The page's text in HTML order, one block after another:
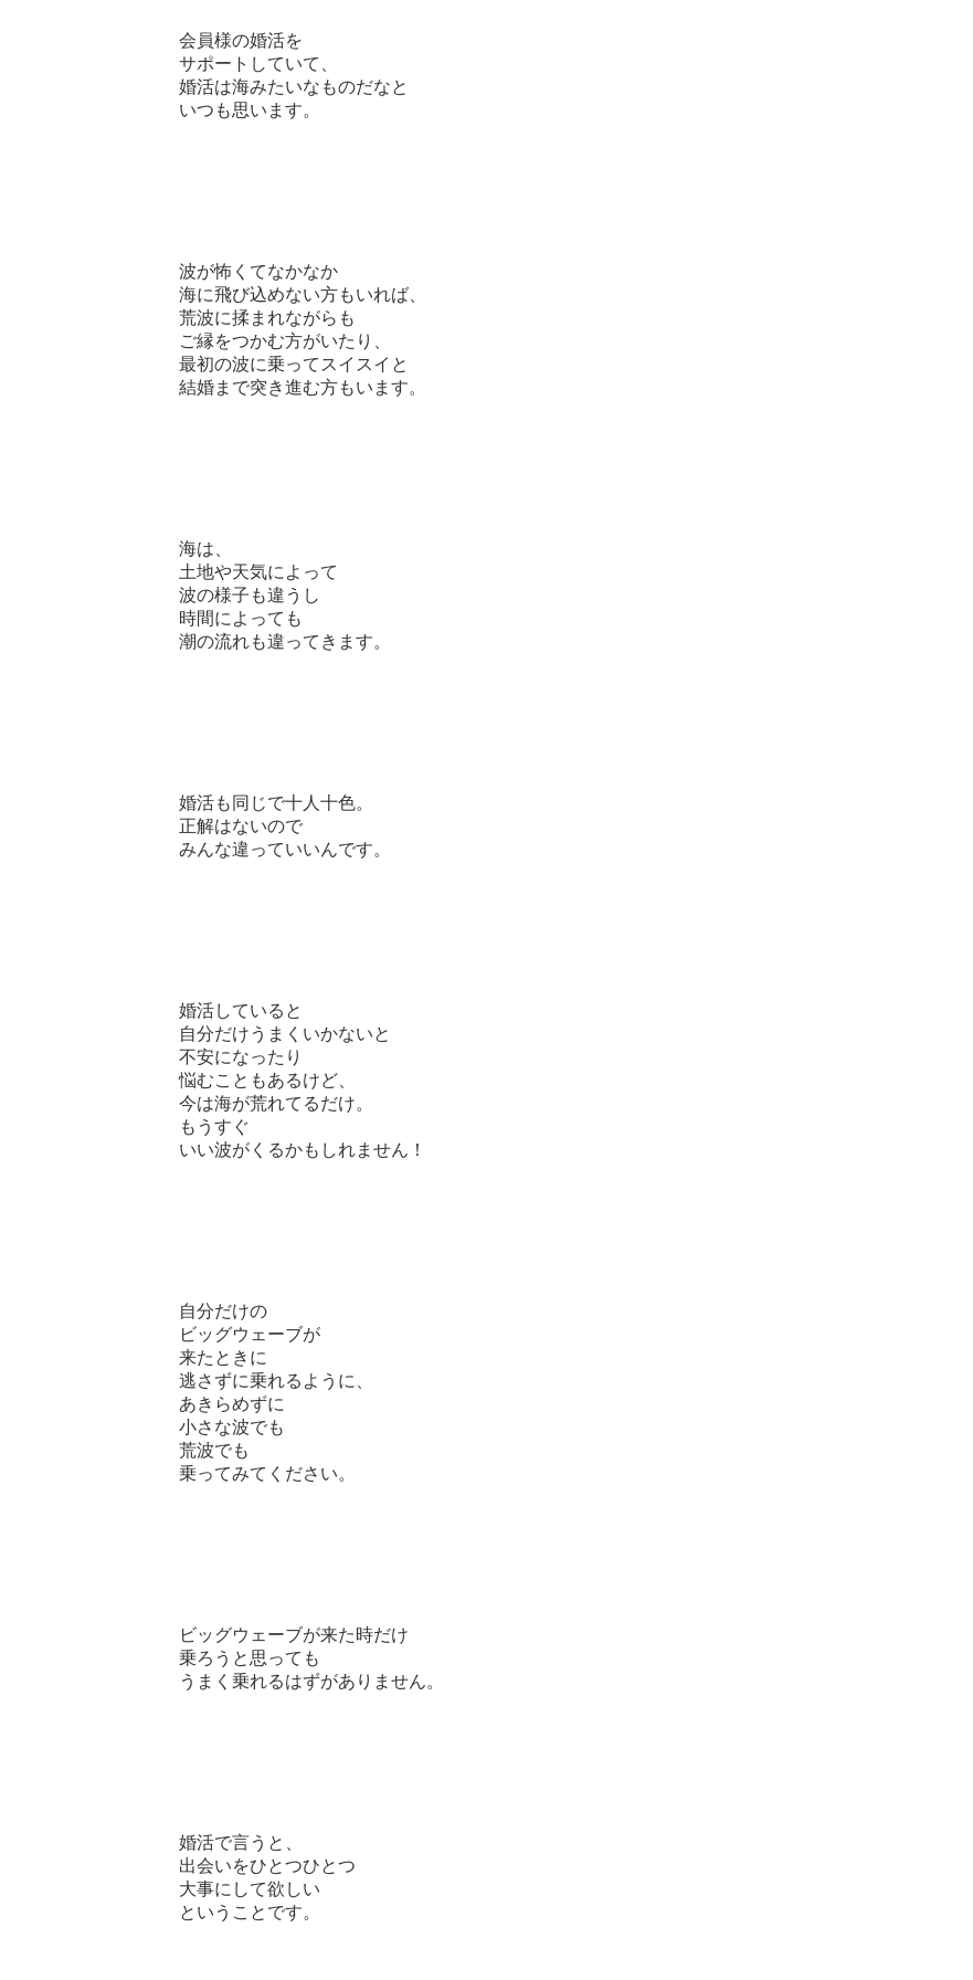
会員様の婚活を
サポートしていて、
婚活は海みたいなものだなと
いつも思います。
波が怖くてなかなか
海に飛び込めない方もいれば、
荒波に揉まれながらも
ご縁をつかむ方がいたり、
最初の波に乗ってスイスイと
結婚まで突き進む方もいます。
海は、
土地や天気によって
波の様子も違うし
時間によっても
潮の流れも違ってきます。
婚活も同じで十人十色。
正解はないので
みんな違っていいんです。
婚活していると
自分だけうまくいかないと
不安になったり
悩むこともあるけど、
今は海が荒れてるだけ。
もうすぐ
いい波がくるかもしれません！
自分だけの
ビッグウェーブが
来たときに
逃さずに乗れるように、
あきらめずに
小さな波でも
荒波でも
乗ってみてください。
ビッグウェーブが来た時だけ
乗ろうと思っても
うまく乗れるはずがありません。
婚活で言うと、
出会いをひとつひとつ
大事にして欲しい
ということです。